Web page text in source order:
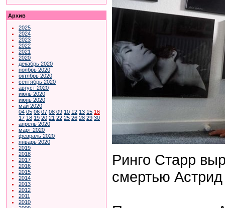
Архив
2025
2024
2023
2022
2021
2020
декабрь 2020
ноябрь 2020
октябрь 2020
сентябрь 2020
август 2020
июль 2020
июнь 2020
май 2020
04 05 06 07 08 09 10 12 13 15 16
17 18 19 20 21 22 25 26 28 29 30
апрель 2020
март 2020
февраль 2020
январь 2020
2019
2018
2017
2016
2015
2014
2013
2012
2011
2010
Ринго Старр
смертью